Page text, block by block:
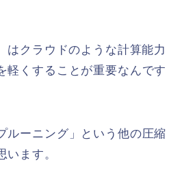
はクラウドのような計算能力
軽くすることが重要なんです
ルーニング」という他の圧縮
います。